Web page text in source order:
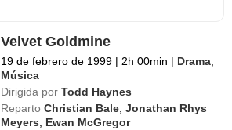
Velvet Goldmine
19 de febrero de 1999 | 2h 00min | Drama,
Música
Dirigida por Todd Haynes
Reparto Christian Bale,Jonathan Rhys
Meyers, Ewan McGregor